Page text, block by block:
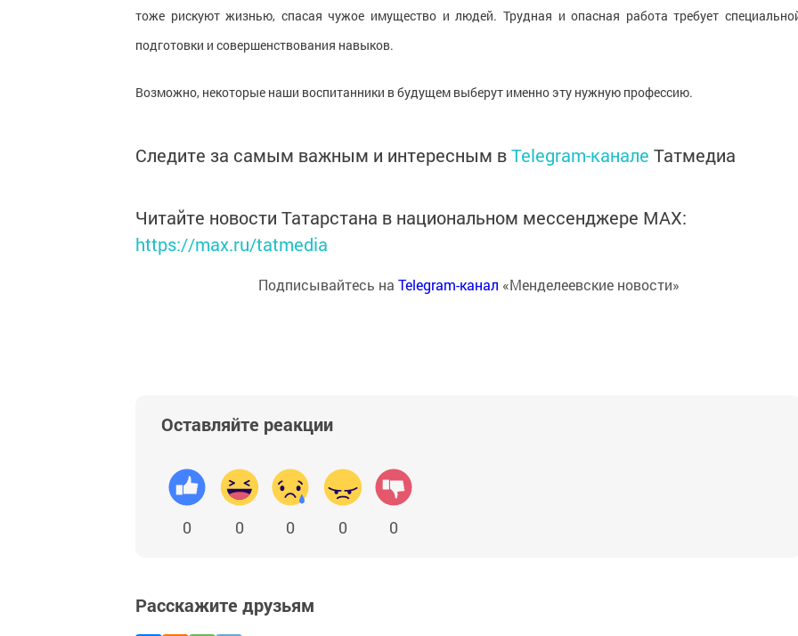
тоже рискуют жизнью, спасая чужое имущество и людей. Трудная и опасная работа требует
подготовки и совершенствования навыков.
Возможно, некоторые наши воспитанники в будущем выберут именно эту нужную профессию.
Следите за самым важным и интересным вTelegram-канале Татмедиа
Читайте новости Татарстана в национальном мессенджере MАХ:
https://max.ru/tatmedia
Подписывайтесь на Telegram-канал «Менделеевские новости»
Оставляйте реакции
0 0 0 0 0
Расскажите друзьям